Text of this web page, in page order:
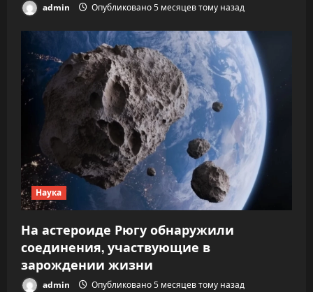
admin Опубликовано 5 месяцев тому назад
Наука
На астероиде Рюгу обнаружили
соединения, участвующие в
зарождении жизни
admin Опубликовано 5 месяцев тому назад